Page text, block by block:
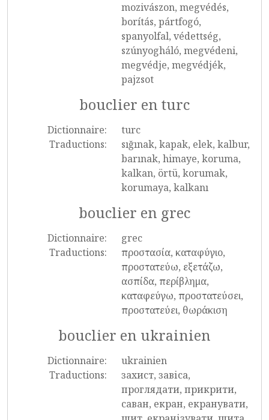
mozivászon, megvédés,
borítás, pártfogó,
spanyolfal, védettség,
szúnyogháló, megvédeni,
megvédje, megvédjék,
pajzsot
bouclier en turc
Dictionnaire:
turc
Traductions:
sığınak, kapak, elek, kalbur,
barınak, himaye, koruma,
kalkan, örtü, korumak,
korumaya, kalkanı
bouclier en grec
Dictionnaire:
grec
Traductions:
προστασία, καταφύγιο,
προστατεύω, εξετάζω,
ασπίδα, περίβλημα,
καταφεύγω, προστατεύσει,
προστατεύει, θωράκιση
bouclier en ukrainien
Dictionnaire:
ukrainien
Traductions:
захист, завіса,
проглядати, прикрити,
саван, екран, екранувати,